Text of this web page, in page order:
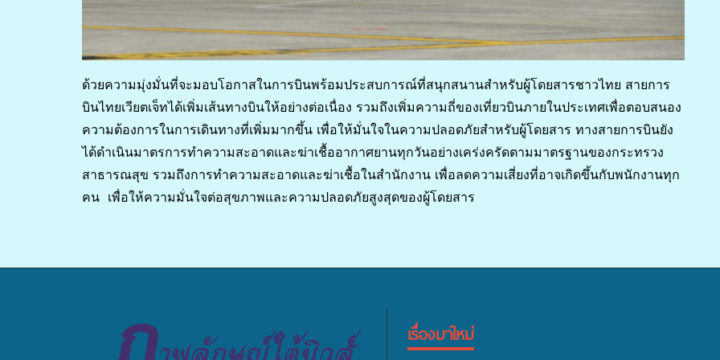
ด้วยความมุ่งมั่นที่จะมอบโอกาสในการบินพร้อมประสบการณ์ที่สนุกสนานสำหรับผู้โดยสารชาวไทย สายการ
บินไทยเวียตเจ็ทได้เพิ่มเส้นทางบินให้อย่างต่อเนื่อง รวมถึงเพิ่มความถี่ของเที่ยวบินภายในประเทศเพื่อตอบสนอง
ความต้องการในการเดินทางที่เพิ่มมากขึ้น เพื่อให้มั่นใจในความปลอดภัยสำหรับผู้โดยสาร ทางสายการบินยัง
ได้ดำเนินมาตรการทำความสะอาดและฆ่าเชื้ออากาศยานทุกวันอย่างเคร่งครัดตามมาตรฐานของกระทรวง
สาธารณสุข รวมถึงการทำความสะอาดและฆ่าเชื้อในสำนักงาน เพื่อลดความเสี่ยงที่อาจเกิดขึ้นกับพนักงานทุก
คน เพื่อให้ความมั่นใจต่อสุขภาพและความปลอดภัยสูงสุดของผู้โดยสาร
เรื่องมาใหม่